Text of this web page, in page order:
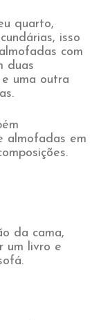
quarto,
isso
com
duas
uma outra
almofadas em
da cama,
um livro e